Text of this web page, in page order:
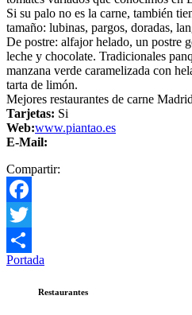
Si su palo no es la carne, también
tamaño: lubinas, pargos, doradas,
De postre: alfajor helado, un postre
leche y chocolate. Tradicionales
manzana verde caramelizada con
tarta de limón.
Mejores restaurantes de carne
Tarjetas: Si
Web:www.piantao.es
E-Mail:
Compartir:
Facebook
Twitter
Compartir
Portada
Restaurantes